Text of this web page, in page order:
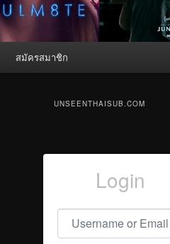
สมัครสมาชิก
UNSEENTHAISUB.COM
Login
Username or Email